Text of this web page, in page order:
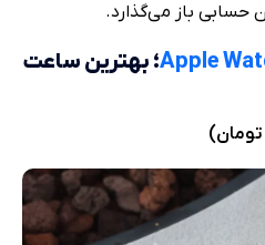
حسابی باز می‌گذارد.
؛ بهترین ساعت